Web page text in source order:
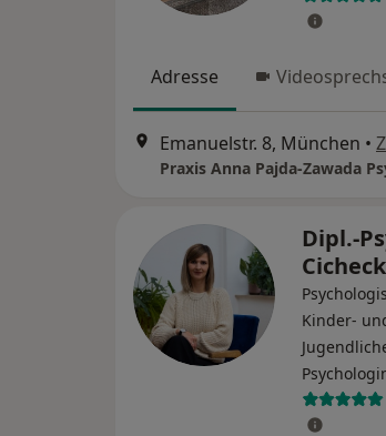
Adresse
Emanuelstr. 8, München •
Dipl.-
Kinder-